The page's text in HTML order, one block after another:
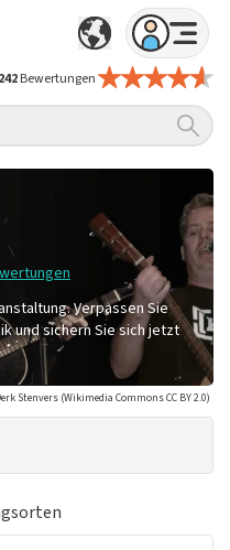
Bewertungen
Verpassen Sie
und sichern Sie sich jetzt
Stenvers (Wikimedia Commons CC BY 2.0)